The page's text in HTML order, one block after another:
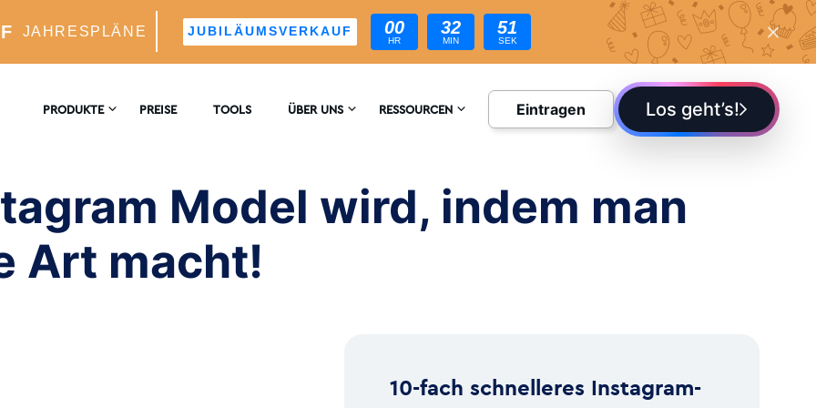
JAHRESPLÄNE JUBILÄUMSVERKAUF 00
HR
32
MIN
49
SEK
PRODUKTE
KI-Gesteuerter Wachstumsmotor
Und -Analyse
PREISE TOOLS ÜBER UNS
SIE UNS
RESSOURCEN
BLOG
Eintragen Los geht’s!
Model wird, indem man
Art macht!
10-fach schnelleres Instagram-